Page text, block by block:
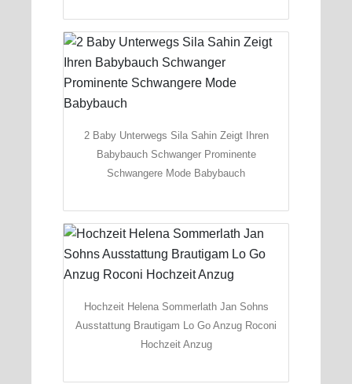
2 Baby Unterwegs Sila Sahin Zeigt Ihren
Babybauch Schwanger Prominente
Schwangere Mode Babybauch
Hochzeit Helena Sommerlath Jan Sohns
Ausstattung Brautigam Lo Go Anzug Roconi
Hochzeit Anzug